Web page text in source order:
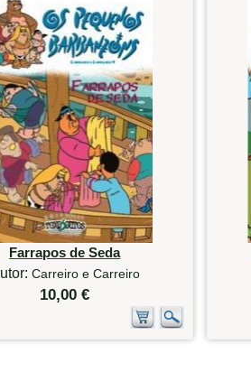
Farrapos de Seda
Carreiro e Carreiro
10,00 €